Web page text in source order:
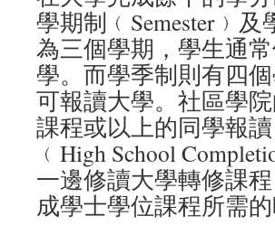
學期制﹙Semester﹚
為三個學期，學生通
學。而學季制則有四
可報讀大學。社區學
課程或以上的同學報
﹙High School
一邊修讀大學轉修課
成學士學位課程所需的